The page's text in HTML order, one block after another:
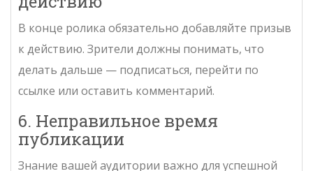
В конце ролика обязательно добавляйте призыв
к действию. Зрители должны понимать, что
делать дальше — подписаться, перейти по
ссылке или оставить комментарий.
6. Неправильное время
публикации
Знание вашей аудитории важно для успешной